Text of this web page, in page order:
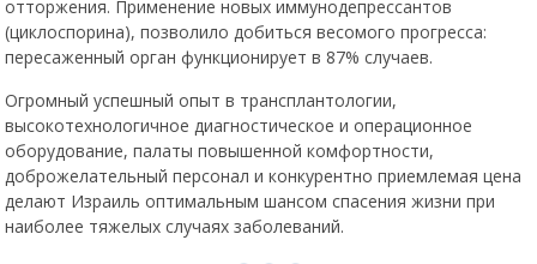
отторжения. Применение новых иммунодепрессантов
(циклоспорина), позволило добиться весомого прогресса:
пересаженный орган функционирует в 87% случаев.
Огромный успешный опыт в трансплантологии,
высокотехнологичное диагностическое и операционное
оборудование, палаты повышенной комфортности,
доброжелательный персонал и конкурентно приемлемая цена
делают Израиль оптимальным шансом спасения жизни при
наиболее тяжелых случаях заболеваний.